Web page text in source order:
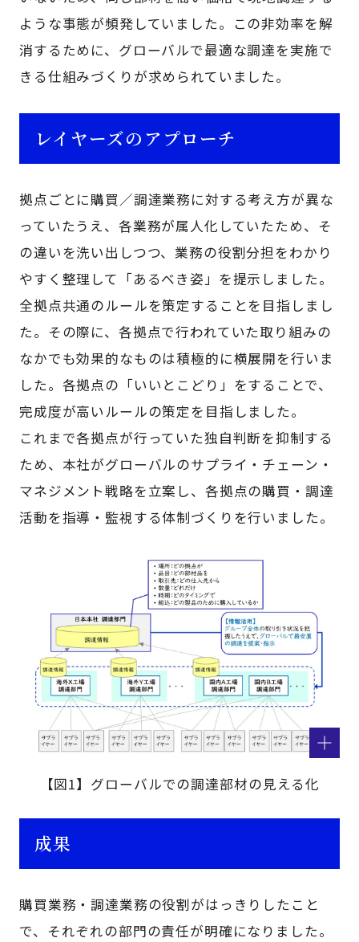
ような事態が頻発していました。この非効率を解
消するために、グローバルで最適な調達を実施で
きる仕組みづくりが求められていました。
レイヤーズのアプローチ
拠点ごとに購買／調達業務に対する考え方が異な
っていたうえ、各業務が属人化していたため、そ
の違いを洗い出しつつ、業務の役割分担をわかり
やすく整理して「あるべき姿」を提示しました。
全拠点共通のルールを策定することを目指しまし
た。その際に、各拠点で行われていた取り組みの
なかでも効果的なものは積極的に横展開を行いま
した。各拠点の「いいとこどり」をすることで、
完成度が高いルールの策定を目指しました。
これまで各拠点が行っていた独自判断を抑制する
ため、本社がグローバルのサプライ・チェーン・
マネジメント戦略を立案し、各拠点の購買・調達
活動を指導・監視する体制づくりを行いました。
【図1】グローバルでの調達部材の見える化
成果
購買業務・調達業務の役割がはっきりしたこと
で、それぞれの部門の責任が明確になりました。